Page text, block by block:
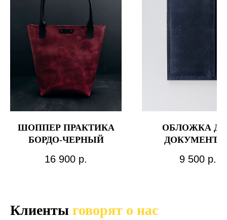
ШОППЕР ПРАКТИКА
БОРДО-ЧЕРНЫЙ
16 900 р.
ОБЛОЖКА
9 500 р.
Клиенты говорят о нас